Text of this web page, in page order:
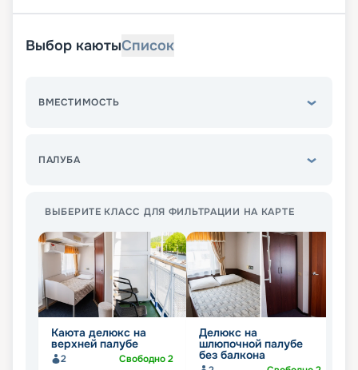
Выбор каютыСписок
ВМЕСТИМОСТЬ
ПАЛУБА
ВЫБЕРИТЕ КЛАСС ДЛЯ ФИЛЬТРАЦИИ НА КАРТЕ
Каюта делюкс на
верхней палубе
2 Свободно2
Делюкс на
шлюпочной палубе
без балкона